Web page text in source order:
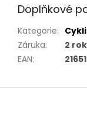
Doplňkové
Kategorie:
Záruka:
2
EAN:
Z